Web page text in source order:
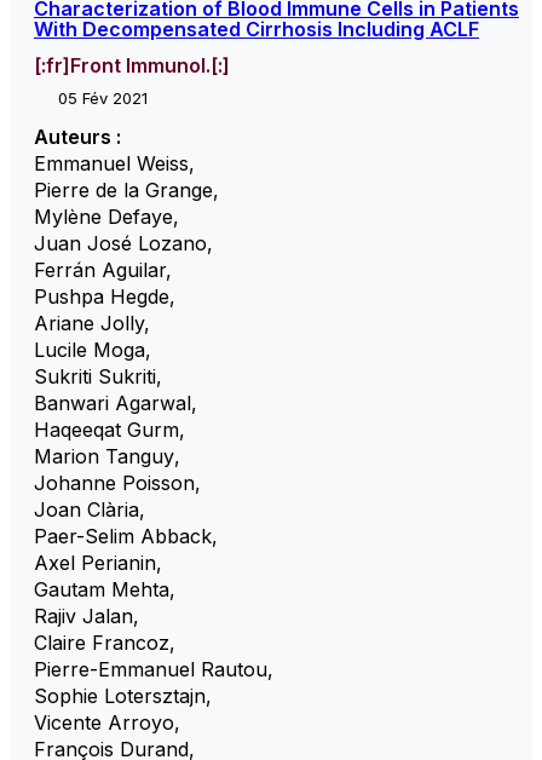
Characterization of Blood Immune Cells in Patients
With Decompensated Cirrhosis Including ACLF
[:fr]Front Immunol.[:]
05 Fév 2021
Auteurs :
Emmanuel Weiss,
Pierre de la Grange,
Mylène Defaye,
Juan José Lozano,
Ferrán Aguilar,
Pushpa Hegde,
Ariane Jolly,
Lucile Moga,
Sukriti Sukriti,
Banwari Agarwal,
Haqeeqat Gurm,
Marion Tanguy,
Johanne Poisson,
Joan Clària,
Paer-Selim Abback,
Axel Perianin,
Gautam Mehta,
Rajiv Jalan,
Claire Francoz,
Pierre-Emmanuel Rautou,
Sophie Lotersztajn,
Vicente Arroyo,
François Durand,